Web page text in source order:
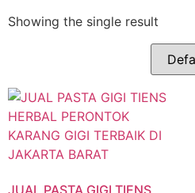
Showing the single result
JUAL PASTA GIGI TIENS